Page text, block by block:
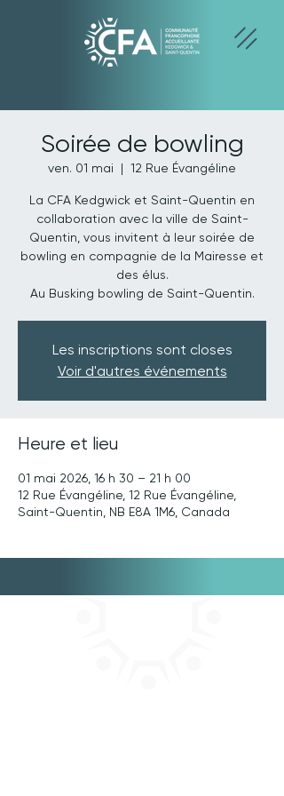
Soirée de bowling
ven. 01 mai
  |
12 Rue Évangéline
La CFA Kedgwick et Saint-Quentin en
collaboration avec la ville de Saint-
Quentin, vous invitent à leur soirée de
bowling en compagnie de la Mairesse et
des élus.
Au Busking bowling de Saint-Quentin.
Les inscriptions sont closes
Voir d'autres événements
Heure et lieu
01 mai 2026, 16 h 30 – 21 h 00
12 Rue Évangéline, 12 Rue Évangéline,
Saint-Quentin, NB E8A 1M6, Canada